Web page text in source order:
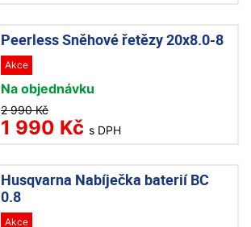
Peerless Sněhové řetězy 20x8.0-8
Akce
Na objednávku
2 990 Kč
1 990 Kč s DPH
Husqvarna Nabíječka baterií BC
0.8
Akce